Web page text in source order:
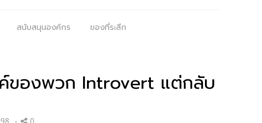
สนับสนุนองค์กร ของที่ระลึก
ค์ของพวก Introvert แต่กลับ
0